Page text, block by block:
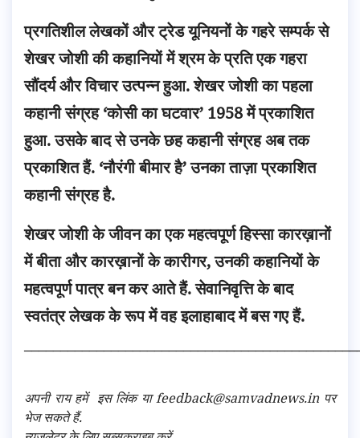
प्रगतिशील लेखकों और ट्रेड यूनियनों के गहरे सम्पर्क से
शेखर जोशी की कहानियों में श्रम के प्रति एक गहरा
सौंदर्य और विचार उत्पन्न हुआ. शेखर जोशी का पहला
कहानी संग्रह ‘कोसी का घटवार’ 1958 में प्रकाशित
हुआ. उसके बाद से उनके छह कहानी संग्रह अब तक
प्रकाशित हैं. ‘नौरंगी बीमार है’ उनका ताज़ा प्रकाशित
कहानी संग्रह है.
शेखर जोशी के जीवन का एक महत्वपूर्ण हिस्सा कारख़ानों
में बीता और कारख़ानों के कारीगर, उनकी कहानियों के
महत्वपूर्ण पात्र बन कर आते हैं. सेवानिवृत्ति के बाद
स्वतंत्र लेखक के रूप में वह इलाहाबाद में बस गए हैं.
अपनी राय हमें इस लिंक या feedback@samvadnews.in पर
भेज सकते हैं.